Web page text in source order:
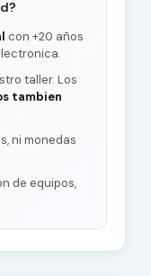
con +20 años
taller. Los
tambien
ni monedas
de equipos,